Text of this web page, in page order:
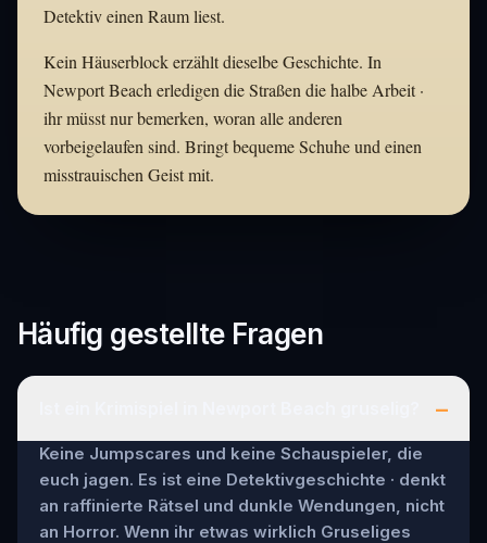
Detektiv einen Raum liest.
Kein Häuserblock erzählt dieselbe Geschichte. In
Newport Beach erledigen die Straßen die halbe Arbeit ·
ihr müsst nur bemerken, woran alle anderen
vorbeigelaufen sind. Bringt bequeme Schuhe und einen
misstrauischen Geist mit.
Häufig gestellte Fragen
–
Keine Jumpscares und keine Schauspieler, die
euch jagen. Es ist eine Detektivgeschichte · denkt
an raffinierte Rätsel und dunkle Wendungen, nicht
an Horror. Wenn ihr etwas wirklich Gruseliges